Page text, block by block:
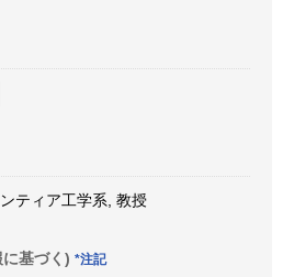
ティア工学系, 教授
基づく) *注記